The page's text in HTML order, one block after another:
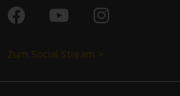
Zum Social Stream >